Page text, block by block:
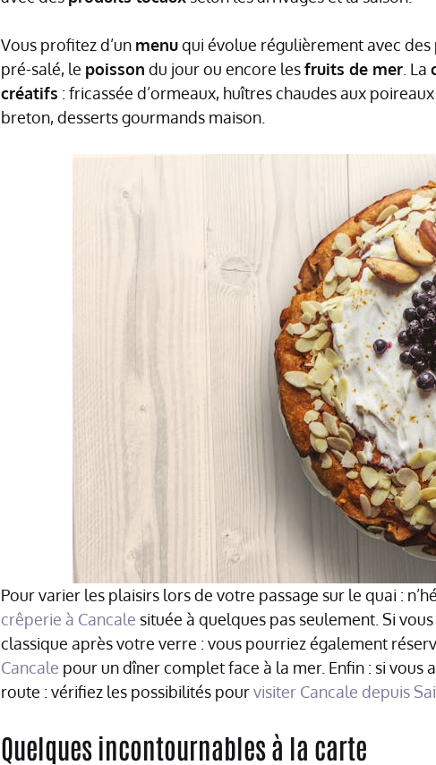
Vous profitez d’un menuqui évolue régulièrement avec des
pré-salé, le poisson du jour ou encore lesfruits de mer . La
créatifs : fricassée d’ormeaux, huîtres chaudes aux
breton, desserts gourmands maison.
Pour varier les plaisirs lors de votre passage sur le quai :
crêperie à Cancale située à quelques pas seulement. Si
classique après votre verre : vous pourriez également
Cancale pour un dîner complet face à la mer. Enfin : si vous
route : vérifiez les possibilités pourvisiter Cancale depuis
Quelques incontournables à la carte